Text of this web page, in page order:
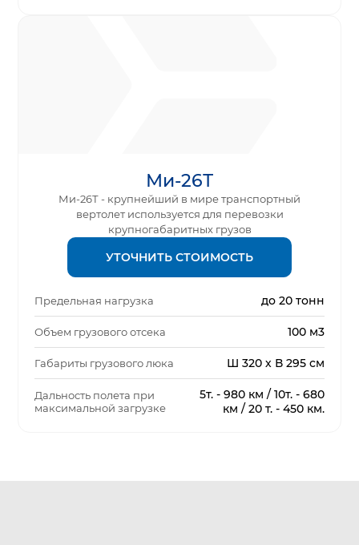
Ми-26Т
Ми-26Т - крупнейший в мире транспортный
вертолет используется для перевозки
крупногабаритных грузов
УТОЧНИТЬ СТОИМОСТЬ
Предельная нагрузка до 20 тонн
Объем грузового отсека 100 м3
Габариты грузового люка Ш 320 х В 295 см
Дальность полета при
максимальной загрузке
5т. - 980 км / 10т. - 680
км / 20 т. - 450 км.